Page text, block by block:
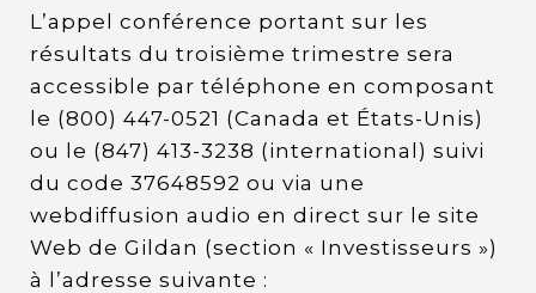
L’appel conférence portant sur les
résultats du troisième trimestre sera
accessible par téléphone en composant
le (800) 447-0521 (Canada et États-Unis)
ou le (847) 413-3238 (international) suivi
du code 37648592 ou via une
webdiffusion audio en direct sur le site
Web de Gildan (section « Investisseurs »)
à l’adresse suivante :